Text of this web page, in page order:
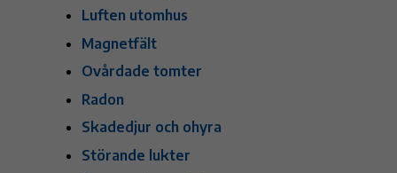
Luften utomhus
Magnetfält
Ovårdade tomter
Radon
Skadedjur och ohyra
Störande lukter